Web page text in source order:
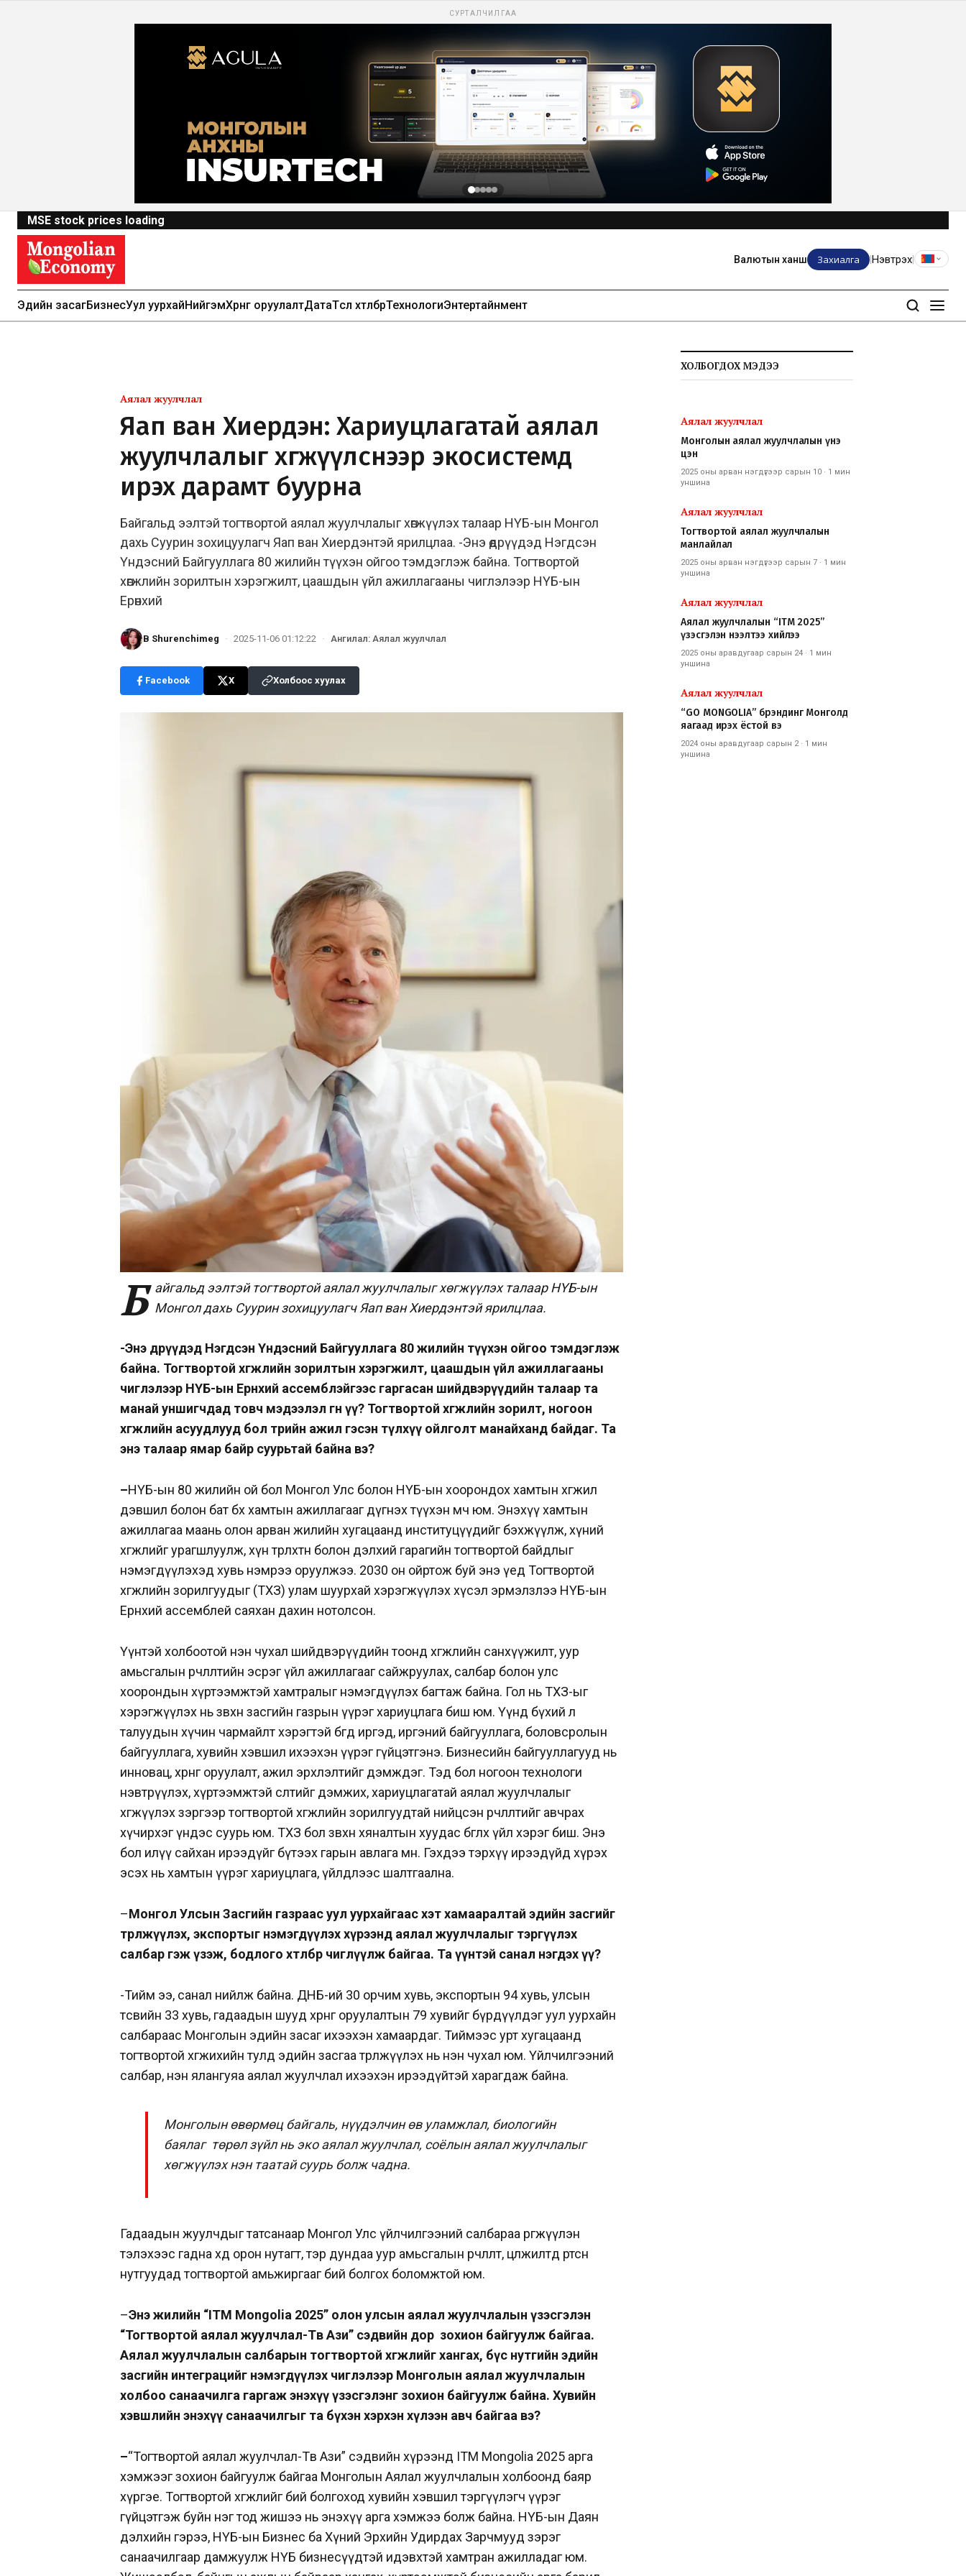
СУРТАЛЧИЛГАА
MSE stock prices loading
Валютын ханш Захиалга Нэвтрэх
Эдийн засагБизнесУул уурхайНийгэмХөрөнгө оруулалтДатаТөсөл хөтөлбөрТехнологиЭнтертайнмент
Аялал жуулчлал
Яап ван Хиердэн: Хариуцлагатай аялал
жуулчлалыг хөгжүүлснээр экосистемд
ирэх дарамт буурна
Байгальд ээлтэй тогтвортой аялал жуулчлалыг хөгжүүлэх талаар НҮБ-ын Монгол
дахь Суурин зохицуулагч Яап ван Хиердэнтэй ярилцлаа. -Энэ өдрүүдэд Нэгдсэн
Үндэсний Байгууллага 80 жилийн түүхэн ойгоо тэмдэглэж байна. Тогтвортой
хөгжлийн зорилтын хэрэгжилт, цаашдын үйл ажиллагааны чиглэлээр НҮБ-ын
Ерөнхий
B Shurenchimeg · 2025-11-06 01:12:22 · Ангилал: Аялал жуулчлал
Facebook X Холбоос хуулах
Б айгальд ээлтэй тогтвортой аялал жуулчлалыг хөгжүүлэх талаарНҮБ-ын
Монгол дахь Суурин зохицуулагч Яап ван Хиердэнтэй ярилцлаа.
-Энэ өдрүүдэд Нэгдсэн Үндэсний Байгууллага 80 жилийн түүхэн ойгоо тэмдэглэж
байна. Тогтвортой хөгжлийн зорилтын хэрэгжилт, цаашдын үйл ажиллагааны
чиглэлээр НҮБ-ын Ерөнхий ассемблэйгээс гаргасан шийдвэрүүдийн талаар та
манай уншигчдад товч мэдээлэл өгнө үү? Тогтвортой хөгжлийн зорилт, ногоон
хөгжлийн асуудлууд бол төрийн ажил гэсэн түлхүү ойлголт манайханд байдаг. Та
энэ талаар ямар байр суурьтай байна вэ?
–НҮБ-ын 80 жилийн ой бол Монгол Улс болон НҮБ-ын хоорондох хамтын хөгжил
дэвшил болон бат бөх хамтын ажиллагааг дүгнэх түүхэн мөч юм. Энэхүү хамтын
ажиллагаа маань олон арван жилийн хугацаанд институцүүдийг бэхжүүлж, хүний
хөгжлийг урагшлуулж, хүн төрөлхтөн болон дэлхий гарагийн тогтвортой байдлыг
нэмэгдүүлэхэд хувь нэмрээ оруулжээ. 2030 он ойртож буй энэ үед Тогтвортой
хөгжлийн зорилгуудыг (ТХЗ) улам шуурхай хэрэгжүүлэх хүсэл эрмэлзлээ НҮБ-ын
Ерөнхий ассемблей саяхан дахин нотолсон.
Үүнтэй холбоотой нэн чухал шийдвэрүүдийн тоонд хөгжлийн санхүүжилт, уур
амьсгалын өөрчлөлтийн эсрэг үйл ажиллагааг сайжруулах, салбар болон улс
хоорондын хүртээмжтэй хамтралыг нэмэгдүүлэх багтаж байна. Гол нь ТХЗ-ыг
хэрэгжүүлэх нь зөвхөн засгийн газрын үүрэг хариуцлага биш юм. Үүнд бүхий л
талуудын хүчин чармайлт хэрэгтэй бөгөөд иргэд, иргэний байгууллага, боловсролын
байгууллага, хувийн хэвшил ихээхэн үүрэг гүйцэтгэнэ. Бизнесийн байгууллагууд нь
инновац, хөрөнгө оруулалт, ажил эрхлэлтийг дэмждэг. Тэд бол ногоон технологи
нэвтрүүлэх, хүртээмжтэй өсөлтийг дэмжих, хариуцлагатай аялал жуулчлалыг
хөгжүүлэх зэргээр тогтвортой хөгжлийн зорилгуудтай нийцсэн өөрчлөлтийг авчрах
хүчирхэг үндэс суурь юм. ТХЗ бол зөвхөн хяналтын хуудас бөглөх үйл хэрэг биш. Энэ
бол илүү сайхан ирээдүйг бүтээх гарын авлага мөн. Гэхдээ тэрхүү ирээдүйд хүрэх
эсэх нь хамтын үүрэг хариуцлага, үйлдлээс шалтгаална.
–Монгол Улсын Засгийн газраас уул уурхайгаас хэт хамааралтай эдийн засгийг
төрөлжүүлэх, экспортыг нэмэгдүүлэх хүрээнд аялал жуулчлалыг тэргүүлэх
салбар гэж үзэж, бодлого хөтөлбөрөө чиглүүлж байгаа. Та үүнтэй санал нэгдэх үү?
-Тийм ээ, санал нийлж байна. ДНБ-ий 30 орчим хувь, экспортын 94 хувь, улсын
төсвийн 33 хувь, гадаадын шууд хөрөнгө оруулалтын 79 хувийг бүрдүүлдэг уул уурхайн
салбараас Монголын эдийн засаг ихээхэн хамаардаг. Тиймээс урт хугацаанд
тогтвортой хөгжихийн тулд эдийн засгаа төрөлжүүлэх нь нэн чухал юм. Үйлчилгээний
салбар, нэн ялангуяа аялал жуулчлал ихээхэн ирээдүйтэй харагдаж байна.
Монголын өвөрмөц байгаль, нүүдэлчин өв уламжлал, биологийн
баялаг төрөл зүйл нь эко аялал жуулчлал, соёлын аялал жуулчлалыг
хөгжүүлэх нэн таатай суурь болж чадна.
Гадаадын жуулчдыг татсанаар Монгол Улс үйлчилгээний салбараа өргөжүүлэн
тэлэхээс гадна хөдөө орон нутагт, тэр дундаа уур амьсгалын өөрчлөлт, цөлжилтөд өртсөн
нутгуудад тогтвортой амьжиргааг бий болгох боломжтой юм.
–Энэ жилийн “ITM Mongolia 2025” олон улсын аялал жуулчлалын үзэсгэлэн
“Тогтвортой аялал жуулчлал-Төв Ази” сэдвийн дор зохион байгуулж байгаа.
Аялал жуулчлалын салбарын тогтвортой хөгжлийг хангах, бүс нутгийн эдийн
засгийн интеграцийг нэмэгдүүлэх чиглэлээр Монголын аялал жуулчлалын
холбоо санаачилга гаргаж энэхүү үзэсгэлэнг зохион байгуулж байна. Хувийн
хэвшлийн энэхүү санаачилгыг та бүхэн хэрхэн хүлээн авч байгаа вэ?
–“Тогтвортой аялал жуулчлал-Төв Ази” сэдвийн хүрээнд ITM Mongolia 2025 арга
хэмжээг зохион байгуулж байгаа Монголын Аялал жуулчлалын холбоонд баяр
хүргэе. Тогтвортой хөгжлийг бий болгоход хувийн хэвшил тэргүүлэгч үүрэг
гүйцэтгэж буйн нэг тод жишээ нь энэхүү арга хэмжээ болж байна. НҮБ-ын Даян
дэлхийн гэрээ, НҮБ-ын Бизнес ба Хүний Эрхийн Удирдах Зарчмууд зэрэг
санаачилгаар дамжуулж НҮБ бизнесүүдтэй идэвхтэй хамтран ажилладаг юм.
ХОЛБОГДОХ МЭДЭЭ
Аялал жуулчлал
Монголын аялал жуулчлалын үнэ
цэн
2025 оны арван нэгдүгээр сарын 10 · 1 мин
уншина
Аялал жуулчлал
Тогтвортой аялал жуулчлалын
манлайлал
2025 оны арван нэгдүгээр сарын 7 · 1 мин
уншина
Аялал жуулчлал
Аялал жуулчлалын “ITM 2025”
үзэсгэлэн нээлтээ хийлээ
2025 оны аравдугаар сарын 24 · 1 мин
уншина
Аялал жуулчлал
“GO MONGOLIA” брэндинг Монголд
яагаад ирэх ёстой вэ
2024 оны аравдугаар сарын 2· 1 мин
уншина